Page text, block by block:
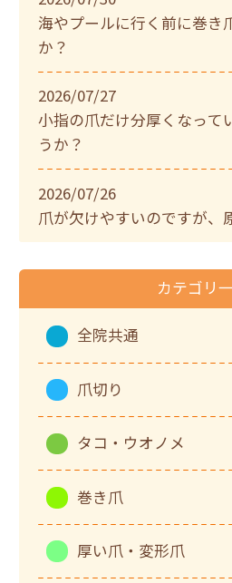
海やプールに行く前に巻き
か？
2026/07/27
小指の爪だけ分厚くなって
うか？
2026/07/26
爪が欠けやすいのですが、
カテゴリ
全院共通
爪切り
タコ・ウオノメ
巻き爪
厚い爪・変形爪